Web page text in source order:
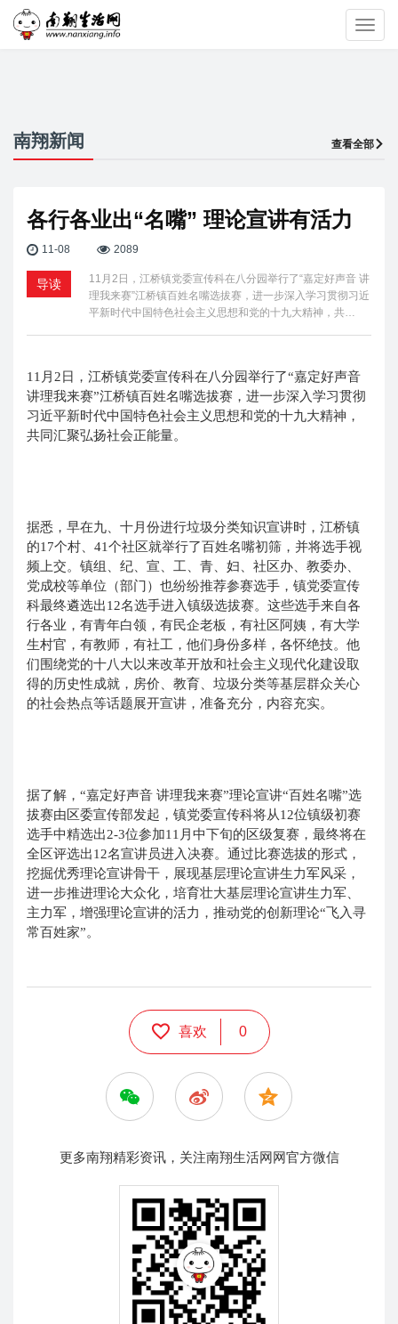
南翔新闻 查看全部
各行各业出“名嘴” 理论宣讲有活力
11-08 2089
导读
11月2日，江桥镇党委宣传科在八分园举行了“嘉定好声音 讲
理我来赛”江桥镇百姓名嘴选拔赛，进一步深入学习贯彻习近
平新时代中国特色社会主义思想和党的十九大精神，共…
11月2日，江桥镇党委宣传科在八分园举行了“嘉定好声音
讲理我来赛”江桥镇百姓名嘴选拔赛，进一步深入学习贯彻
习近平新时代中国特色社会主义思想和党的十九大精神，
共同汇聚弘扬社会正能量。
据悉，早在九、十月份进行垃圾分类知识宣讲时，江桥镇
的17个村、41个社区就举行了百姓名嘴初筛，并将选手视
频上交。镇组、纪、宣、工、青、妇、社区办、教委办、
党成校等单位（部门）也纷纷推荐参赛选手，镇党委宣传
科最终遴选出12名选手进入镇级选拔赛。这些选手来自各
行各业，有青年白领，有民企老板，有社区阿姨，有大学
生村官，有教师，有社工，他们身份多样，各怀绝技。他
们围绕党的十八大以来改革开放和社会主义现代化建设取
得的历史性成就，房价、教育、垃圾分类等基层群众关心
的社会热点等话题展开宣讲，准备充分，内容充实。
据了解，“嘉定好声音 讲理我来赛”理论宣讲“百姓名嘴”选
拔赛由区委宣传部发起，镇党委宣传科将从12位镇级初赛
选手中精选出2-3位参加11月中下旬的区级复赛，最终将在
全区评选出12名宣讲员进入决赛。通过比赛选拔的形式，
挖掘优秀理论宣讲骨干，展现基层理论宣讲生力军风采，
进一步推进理论大众化，培育壮大基层理论宣讲生力军、
主力军，增强理论宣讲的活力，推动党的创新理论“飞入寻
常百姓家”。
喜欢 0
更多南翔精彩资讯，关注南翔生活网网官方微信